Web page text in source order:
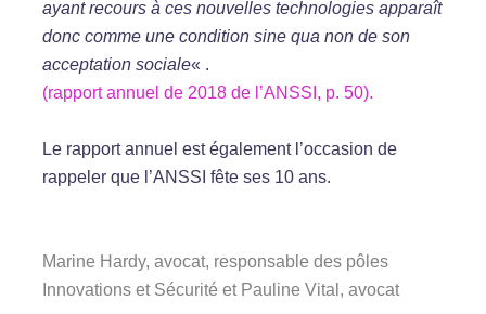
ayant recours à ces nouvelles technologies apparaît
donc comme une condition sine qua non de son
acceptation sociale« .
(rapport annuel de 2018 de l’ANSSI, p. 50).
Le rapport annuel est également l’occasion de
rappeler que l’ANSSI fête ses 10 ans.
Marine Hardy, avocat, responsable des pôles
Innovations et Sécurité et Pauline Vital, avocat